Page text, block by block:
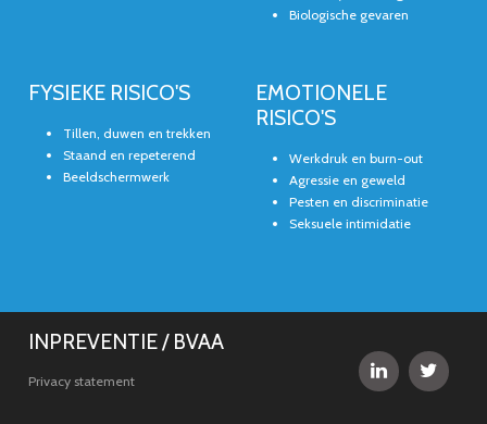
Biologische gevaren
FYSIEKE RISICO'S
Tillen, duwen en trekken
Staand en repeterend
Beeldschermwerk
EMOTIONELE
RISICO'S
Werkdruk en burn-out
Agressie en geweld
Pesten en discriminatie
Seksuele intimidatie
INPREVENTIE / BVAA
Privacy statement
 